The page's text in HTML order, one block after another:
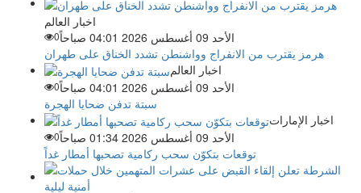
اخبار العالم
الأحد 09 أغسطس 2026 04:01 صباحاً
0
هرمز يقترب من الانفراج وواشنطن تشدد الخناق على طهران
اخبار العالم
الأحد 09 أغسطس 2026 04:01 صباحاً
0
سبتة تدفن ضحايا الهجرة
اخبار الإمارات
الأحد 09 أغسطس 2026 01:34 صباحاً
0
توقعات بتكوّن سحب ركامية تصحبها أمطار غداً